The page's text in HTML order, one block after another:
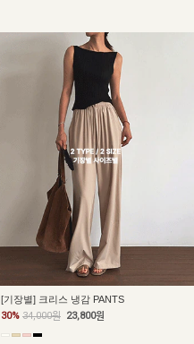
[기장별] 크리스 냉감 PANTS
30% 34,000원 23,800원